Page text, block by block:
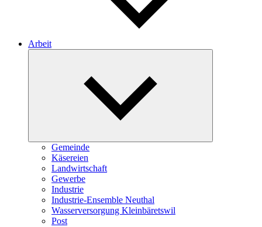
Arbeit
Gemeinde
Käsereien
Landwirtschaft
Gewerbe
Industrie
Industrie-Ensemble Neuthal
Wasserversorgung Kleinbäretswil
Post